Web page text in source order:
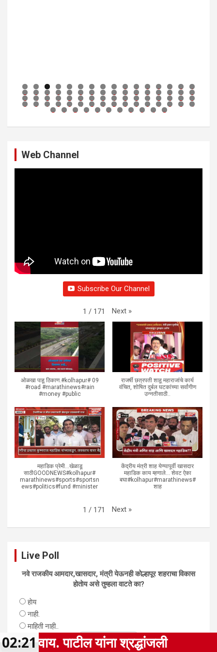
0 1 2 3 4 5 6
7 8 9 0 1 2 3 4 5 6 7 8 9 0 1 2
3 4 5 6 7 8 9 0 1 2 3 4 5 6 7 8
9 0 1 2 3 4 5 6 7 8 9 0 1 2 3 4
5 6 7 8 9 0 1 2 3 4 5
Web Channel
Subscribe Our Channel
1 / 171 Next »
ओळखा पाहू ठिकाण.#kolhapur# 09
#road #marathinews#rain
#money #public
राजर्षी छत्रपती शाहू महाराजांचे कार्य
वंचित, शोषित दुर्बल घटकांच्या सर्वांगीण
उन्नतीसाठी..
महाडिक प्रेमी...खेळाडू
साठीGOODNEWS#kolhapur#
marathinews#sports#sportsn
ews#politics#fund #minister
केंद्रीय मंत्री शाह येण्यापूर्वी खासदार
महाडिक काय म्हणाले... शेवट ऐका
बघा#kolhapur#marathinews#
शाह
1 / 171 Next »
Live Poll
नवे राजकीय आमदार,खासदार, मंत्री येऊनही काेल्हापूर शहराचा विकास
हाेताेय असे तुम्हला वाटते का?
हाेय
नाही.
माहिती नाही..
पशुधन आरोग्य व दुग्ध
02:21